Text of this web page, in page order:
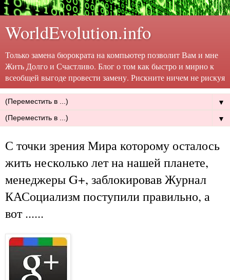
WorldEvolution.info
Только замена бюрократа на компьютер позволит Вам и мне
Жить Долго и Счастливо. Блог о том как быстро и мирно к
всеобщей выгоде провести замену. Рискните ничем не рискуя
▼
▼
С точки зрения Мира которому осталось
жить несколько лет на нашей планете,
менеджеры G+, заблокировав Журнал
КАСоциализм поступили правильно, а
вот ......